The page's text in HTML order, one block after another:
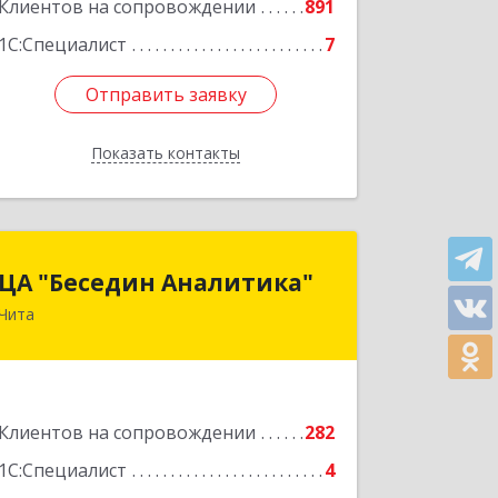
Клиентов на сопровождении
891
1С:Специалист
7
Отправить заявку
Показать контакты
Отправить заявку
Назад
ЦА "Беседин Аналитика"
Клиентов на сопровождении
282
1С:Специалист
4
672039, Забайкальский край, Чита г,
Подробнее